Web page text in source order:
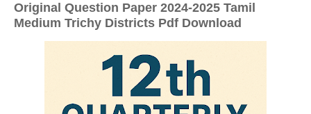
Original Question Paper 2024-2025 Tamil
Medium Trichy Districts Pdf Download